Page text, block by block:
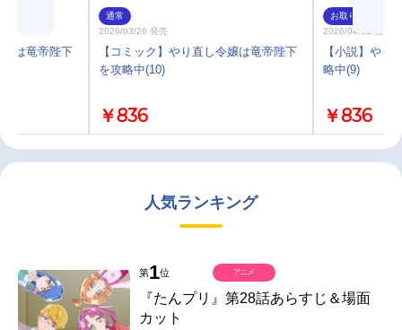
は竜帝陛下
通常
2026/03/26 発売
【コミック】やり直し令嬢は竜帝陛下
を攻略中(10)
￥836
お取り寄せ
2026/04/01 発売
【小説】やり
略中(9)
￥836
人気ランキング
第1位
『たんプリ』第28話あらすじ＆場面
カット
アニメ